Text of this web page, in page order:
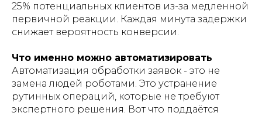
25% потенциальных клиентов из-за медленной
первичной реакции. Каждая минута задержки
снижает вероятность конверсии.
Что именно можно автоматизировать
Автоматизация обработки заявок - это не
замена людей роботами. Это устранение
рутинных операций, которые не требуют
экспертного решения. Вот что поддаётся